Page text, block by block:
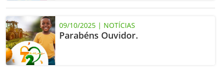
09/10/2025 | NOTÍCIAS
Parabéns Ouvidor.